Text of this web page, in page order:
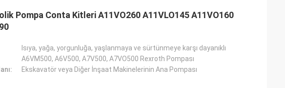
Pompa Conta Kitleri A11VO260 A11VLO145 A11VO160
Isıya, yağa, yorgunluğa, yaşlanmaya ve sürtünmeye karşı dayanıklı
A6VM500, A6V500, A7V500, A7VO500 Rexroth Pompası
Ekskavatör veya Diğer İnşaat Makinelerinin Ana Pompası